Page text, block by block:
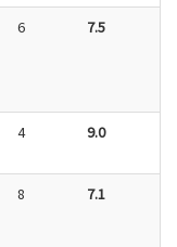
6 7.5
4 9.0
8 7.1